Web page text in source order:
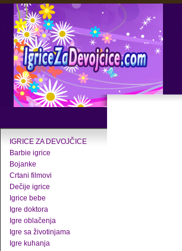
IGRICE ZA DEVOJČICE
Barbie igrice
Bojanke
Crtani filmovi
Dečije igrice
Igrice bebe
Igre doktora
Igre oblačenja
Igre sa životinjama
Igre kuhanja